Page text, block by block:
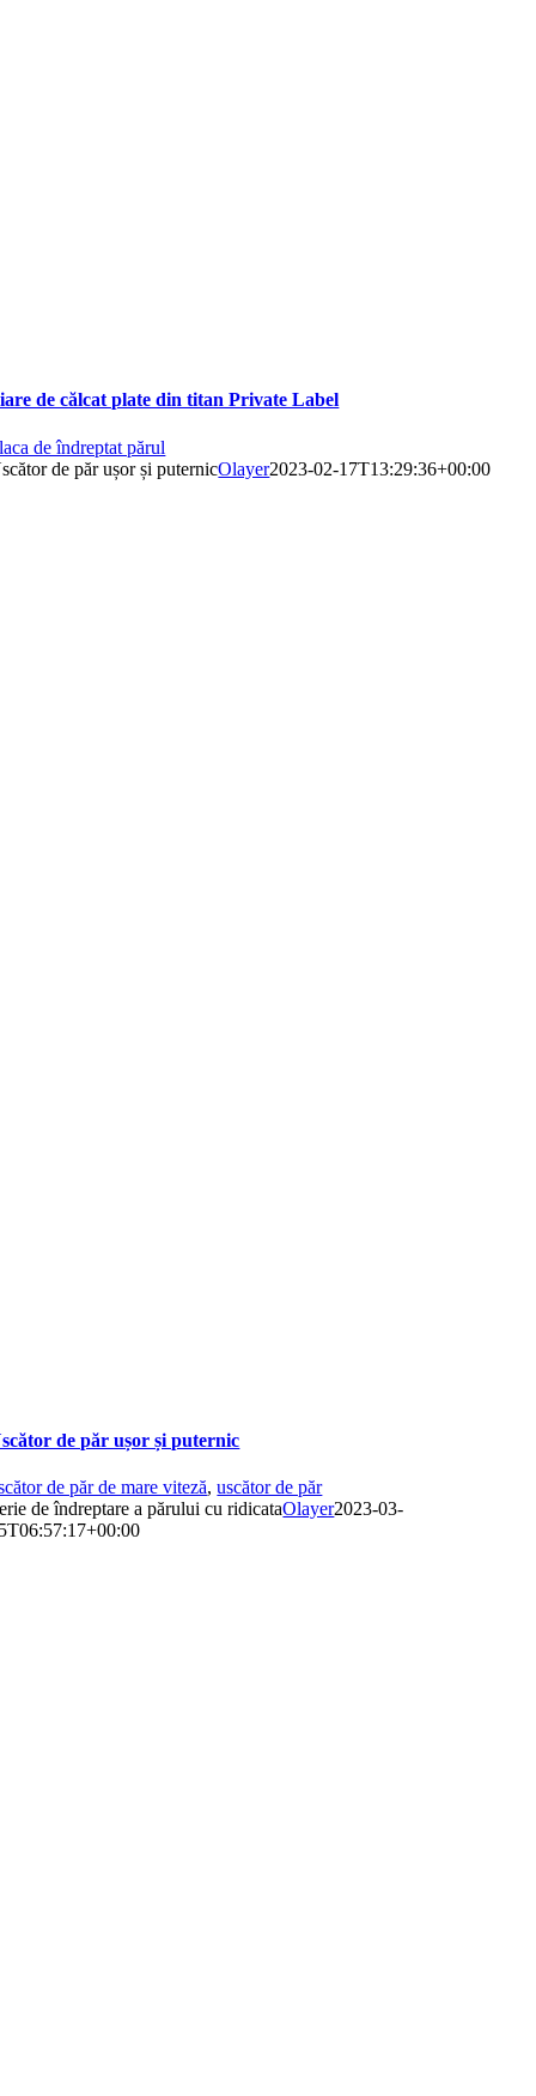
de călcat plate din titan Private Label
de îndreptat părul
de păr ușor și puternicOlayer2023-02-17T13:29:36+00:00
de păr ușor și puternic
de păr de mare viteză,uscător de păr
de îndreptare a părului cu ridicataOlayer2023-03-